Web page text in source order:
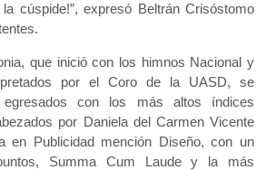
la cúspide!”, expresó Beltrán Crisóstomo
que inició con los himnos Nacional y
por el Coro de la UASD, se
con los más altos índices
por Daniela del Carmen Vicente
en Publicidad mención Diseño, con un
Summa Cum Laude y la más